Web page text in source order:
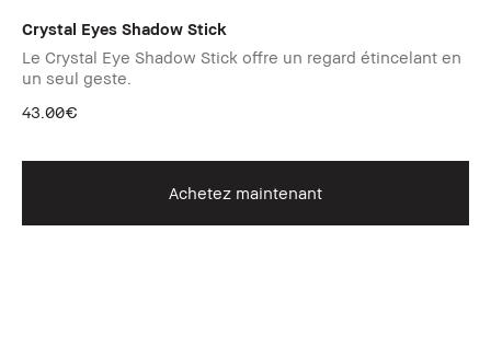
Crystal Eyes Shadow Stick
Le Crystal Eye Shadow Stick offre un regard étincelant en
un seul geste.
43.00€
Achetez maintenant